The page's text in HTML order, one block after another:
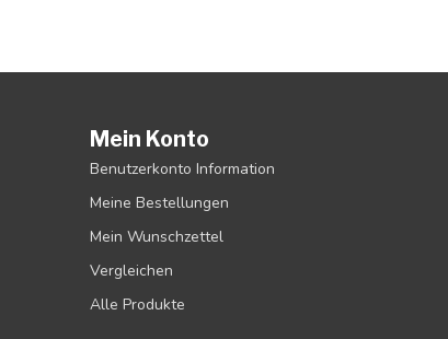
Mein Konto
Benutzerkonto Information
Meine Bestellungen
Mein Wunschzettel
Vergleichen
Alle Produkte